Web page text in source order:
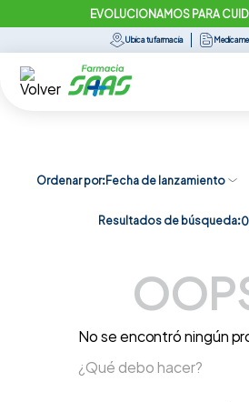
EVOLUCIONAMOS PARA
Ubica tu farmacia
Ordenar por Fecha de lanzamiento
Resultados de búsqueda:0
No se encontró ningún
¿Qué debo hacer?